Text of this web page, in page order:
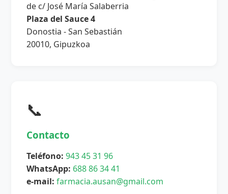
de c/ José María Salaberria
Plaza del Sauce 4
Donostia - San Sebastián
20010, Gipuzkoa
📞
Contacto
Teléfono: 943 45 31 96
WhatsApp: 688 86 34 41
e-mail: farmacia.ausan@gmail.com